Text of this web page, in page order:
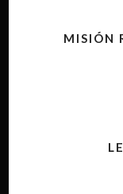
MISIÓN